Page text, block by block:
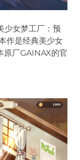
少女梦工厂：预
作是经典美少女
原厂GAINAX的官